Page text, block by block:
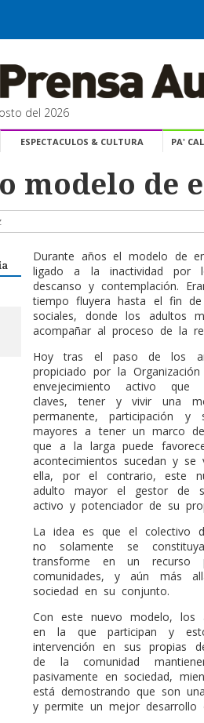
del 2026
ESPECTACULOS & CULTURA PA'
modelo de
Durante años el modelo de
ligado a la inactividad por
descanso y contemplación.
tiempo fluyera hasta el fin
sociales, donde los adultos
acompañar al proceso de la
Hoy tras el paso de los
propiciado por la
envejecimiento activo
claves, tener y vivir una
permanente, participación
mayores a tener un marco
que a la larga puede
acontecimientos sucedan y se
ella, por el contrario, este
adulto mayor el gestor de
activo y potenciador de su
La idea es que el colectivo
no solamente se
transforme en un recurso
comunidades, y aún más
sociedad en su conjunto.
Con este nuevo modelo, los
en la que participan y
intervención en sus propias
de la comunidad
pasivamente en sociedad,
está demostrando que son
y permite un mejor desarrollo